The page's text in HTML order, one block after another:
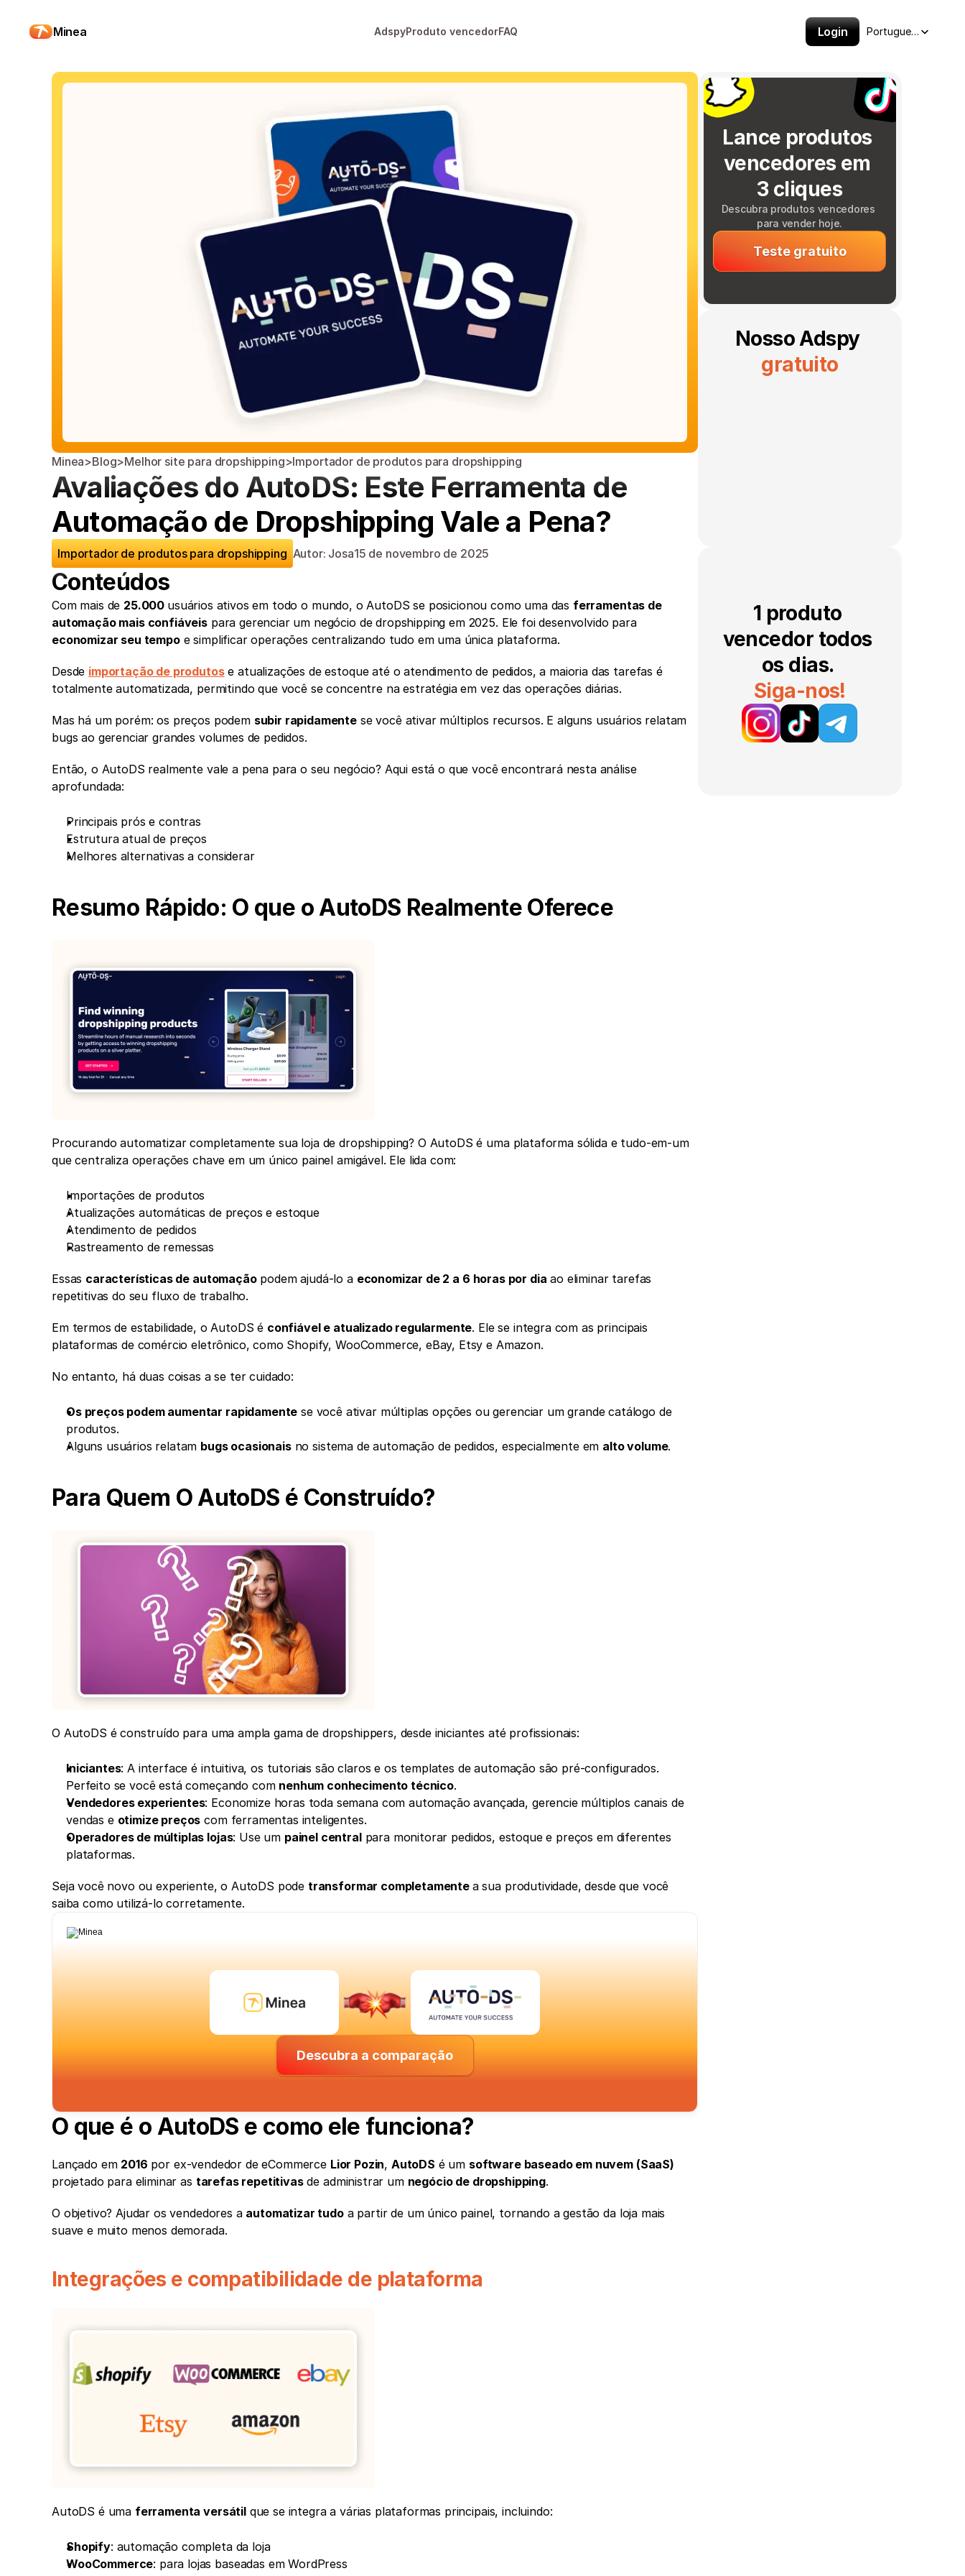
Minea AdspyProduto vencedorFAQ Login
Select Language
Portuguese (Brazil)
Minea>Blog>Melhor site para dropshipping>Importador de produtos para dropshipping
Avaliações do AutoDS: Este Ferramenta de
Automação de Dropshipping Vale a Pena?
Importador de produtos para dropshipping Autor: Josa15 de novembro de 2025
Conteúdos
Com mais de 25.000 usuários ativos em todo o mundo, o AutoDS se posicionou como uma das ferramentas de
automação mais confiáveis
para gerenciar um negócio de dropshipping em 2025. Ele foi desenvolvido para
economizar seu tempo e simplificar operações centralizando tudo em uma única plataforma.
Desde importação de produtos e atualizações de estoque até o atendimento de pedidos, a maioria das tarefas é
totalmente automatizada, permitindo que você se concentre na estratégia em vez das operações diárias.
Mas há um porém: os preços podem subir rapidamente se você ativar múltiplos recursos. E alguns usuários relatam
bugs ao gerenciar grandes volumes de pedidos.
Então, o AutoDS realmente vale a pena para o seu negócio? Aqui está o que você encontrará nesta análise
aprofundada:
Principais prós e contras
Estrutura atual de preços
Melhores alternativas a considerar
Resumo Rápido: O que o AutoDS Realmente Oferece
Procurando automatizar completamente sua loja de dropshipping? O AutoDS é uma plataforma sólida e tudo-em-um
que centraliza operações chave em um único painel amigável. Ele lida com:
Importações de produtos
Atualizações automáticas de preços e estoque
Atendimento de pedidos
Rastreamento de remessas
Essas características de automação podem ajudá-lo a economizar de 2 a 6 horas por dia ao eliminar tarefas
repetitivas do seu fluxo de trabalho.
Em termos de estabilidade, o AutoDS é confiável e atualizado regularmente. Ele se integra com as principais
plataformas de comércio eletrônico, como Shopify, WooCommerce, eBay, Etsy e Amazon.
No entanto, há duas coisas a se ter cuidado:
Os preços podem aumentar rapidamente se você ativar múltiplas opções ou gerenciar um grande catálogo de
produtos.
Alguns usuários relatam bugs ocasionais no sistema de automação de pedidos, especialmente em alto volume.
Para Quem O AutoDS é Construído?
O AutoDS é construído para uma ampla gama de dropshippers, desde iniciantes até profissionais:
Iniciantes: A interface é intuitiva, os tutoriais são claros e os templates de automação são pré-configurados.
Perfeito se você está começando com nenhum conhecimento técnico.
Vendedores experientes: Economize horas toda semana com automação avançada, gerencie múltiplos canais de
vendas e otimize preços com ferramentas inteligentes.
Operadores de múltiplas lojas: Use um painel central para monitorar pedidos, estoque e preços em diferentes
plataformas.
Seja você novo ou experiente, o AutoDS pode transformar completamente a sua produtividade, desde que você
saiba como utilizá-lo corretamente.
Descubra a comparação
O que é o AutoDS e como ele funciona?
Lançado em 2016 por ex-vendedor de eCommerce Lior Pozin, AutoDS é um software baseado em nuvem (SaaS)
projetado para eliminar as tarefas repetitivas de administrar um negócio de dropshipping.
O objetivo? Ajudar os vendedores a automatizar tudo a partir de um único painel, tornando a gestão da loja mais
suave e muito menos demorada.
Integrações e compatibilidade de plataforma
AutoDS é uma ferramenta versátil que se integra a várias plataformas principais, incluindo:
Shopify: automação completa da loja
WooCommerce: para lojas baseadas em WordPress
Lance produtos
vencedores em
3 cliques
Descubra produtos vencedores
para vender hoje.
Teste gratuito
Nosso Adspy
gratuito
1 produto
vencedor todos
os dias.
Siga-nos!